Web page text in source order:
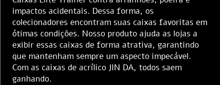
impactos acidentais. Dessa forma, os
colecionadores encontram suas caixas favoritas em
ótimas condições. Nosso produto ajuda as lojas a
exibir essas caixas de forma atrativa, garantindo
que mantenham sempre um aspecto impecável.
Com as caixas de acrílico JIN DA, todos saem
ganhando.